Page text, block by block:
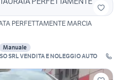
PERFETTAMENTE MARCIA
Manuale
SRL VENDITA E NOLEGGIO AUTO